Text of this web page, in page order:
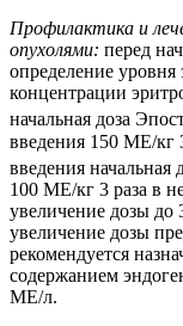
Профилактика и
опухолями: перед
определение
концентрации
начальная доза
введения 150 МЕ/кг
введения начальная
100 МЕ/кг 3 раза в
увеличение дозы
увеличение дозы
рекомендуется
содержанием
МЕ/л.